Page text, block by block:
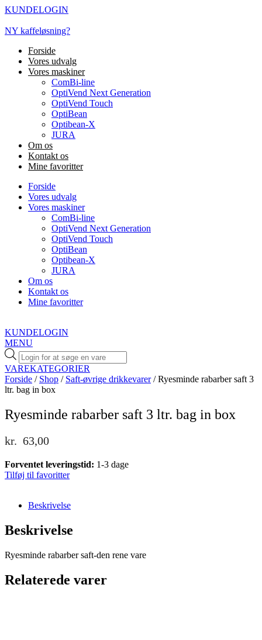
Videre
indhold
KUNDELOGIN
NY kaffeløsning?
Forside
Vores udvalg
Vores maskiner
ComBi-line
OptiVend Next Generation
OptiVend Touch
OptiBean
Optibean-X
JURA
Om os
Kontakt os
Mine favoritter
Forside
Vores udvalg
Vores maskiner
ComBi-line
OptiVend Next Generation
OptiVend Touch
OptiBean
Optibean-X
JURA
Om os
Kontakt os
Mine favoritter
KUNDELOGIN
MENU
Products
search
VAREKATEGORIER
Forside / Shop / Saft-øvrige drikkevarer/ Ryesminde rabarber saft 3
ltr. bag in box
Ryesminde rabarber saft 3 ltr. bag in box
kr. 63,00
Forventet leveringstid: 1-3 dage
Tilføj til favoritter
Beskrivelse
Beskrivelse
Ryesminde rabarber saft-den rene vare
Relaterede varer